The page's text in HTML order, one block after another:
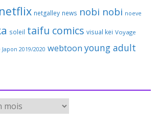
netflix netgalley news nobi nobi noeve
soleil taifu comics visual kei Voyage
Japon 2019/2020 webtoon young adult